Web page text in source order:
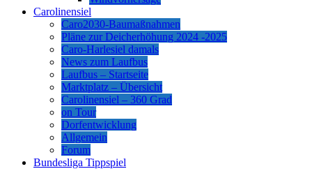
Carolinensiel
Caro2030-Baumaßnahmen
Pläne zur Deicherhöhung 2024 -2025
Caro-Harlesiel damals
News zum Laufbus
Laufbus – Startseite
Marktplatz – Übersicht
Carolinensiel – 360 Grad
on Tour
Dorfentwicklung
Allgemein
Forum
Bundesliga Tippspiel